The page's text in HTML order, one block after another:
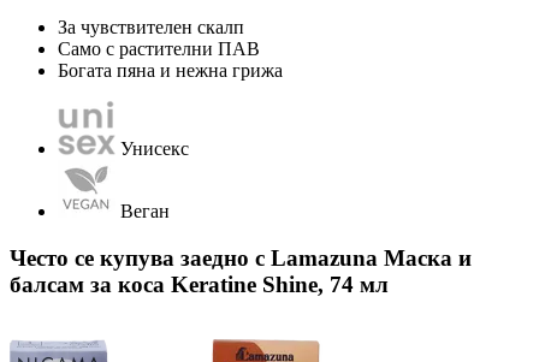
За чувствителен скалп
Само с растителни ПАВ
Богата пяна и нежна грижа
Унисекс
Веган
Често се купува заедно с Lamazuna Маска и
балсам за коса Keratine Shine, 74 мл